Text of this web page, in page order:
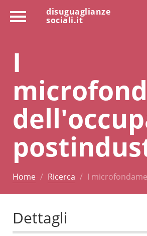
disuguaglianze
sociali.it
I
Home Ricerca I
Dettagli